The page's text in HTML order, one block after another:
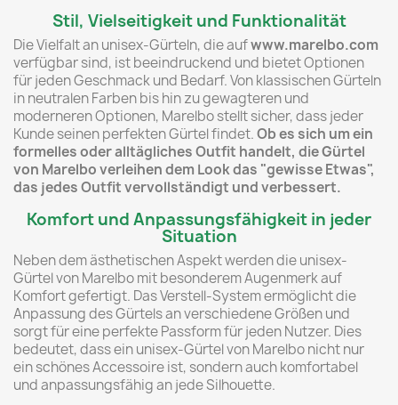
Stil, Vielseitigkeit und Funktionalität
Die Vielfalt an unisex-Gürteln, die aufwww.marelbo.com
verfügbar sind, ist beeindruckend und bietet Optionen
für jeden Geschmack und Bedarf. Von klassischen Gürteln
in neutralen Farben bis hin zu gewagteren und
moderneren Optionen, Marelbo stellt sicher, dass jeder
Kunde seinen perfekten Gürtel findet.Ob es sich um ein
formelles oder alltägliches Outfit handelt, die Gürtel
von Marelbo verleihen dem Look das "gewisse Etwas",
das jedes Outfit vervollständigt und verbessert.
Komfort und Anpassungsfähigkeit in jeder
Situation
Neben dem ästhetischen Aspekt werden die unisex-
Gürtel von Marelbo mit besonderem Augenmerk auf
Komfort gefertigt. Das Verstell-System ermöglicht die
Anpassung des Gürtels an verschiedene Größen und
sorgt für eine perfekte Passform für jeden Nutzer. Dies
bedeutet, dass ein unisex-Gürtel von Marelbo nicht nur
ein schönes Accessoire ist, sondern auch komfortabel
und anpassungsfähig an jede Silhouette.